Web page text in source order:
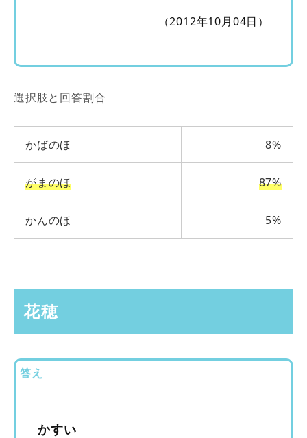
（2012年10月04日）
選択肢と回答割合
かばのほ 8%
がまのほ 87%
かんのほ 5%
花穂
答え
かすい